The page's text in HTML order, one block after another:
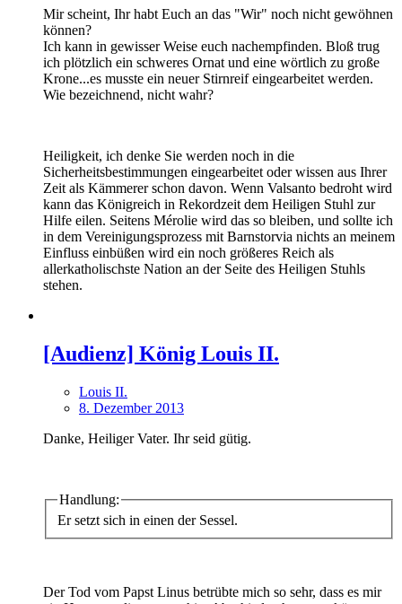
Mir scheint, Ihr habt Euch an das "Wir" noch nicht gewöhnen
können?
Ich kann in gewisser Weise euch nachempfinden. Bloß trug
ich plötzlich ein schweres Ornat und eine wörtlich zu große
Krone...es musste ein neuer Stirnreif eingearbeitet werden.
Wie bezeichnend, nicht wahr?
Heiligkeit, ich denke Sie werden noch in die
Sicherheitsbestimmungen eingearbeitet oder wissen aus Ihrer
Zeit als Kämmerer schon davon. Wenn Valsanto bedroht wird
kann das Königreich in Rekordzeit dem Heiligen Stuhl zur
Hilfe eilen. Seitens Mérolie wird das so bleiben, und sollte ich
in dem Vereinigungsprozess mit Barnstorvia nichts an meinem
Einfluss einbüßen wird ein noch größeres Reich als
allerkatholischste Nation an der Seite des Heiligen Stuhls
stehen.
[Audienz] König Louis II.
Louis II.
8. Dezember 2013
Danke, Heiliger Vater. Ihr seid gütig.
Handlung:
Er setzt sich in einen der Sessel.
Der Tod vom Papst Linus betrübte mich so sehr, dass es mir